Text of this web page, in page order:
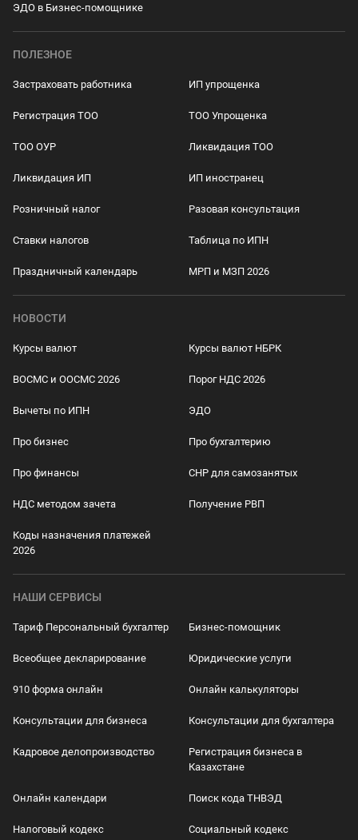
ЭДО в Бизнес-помощнике
ПОЛЕЗНОЕ
Застраховать работника ИП упрощенка
Регистрация ТОО ТОО Упрощенка
ТОО ОУР Ликвидация ТОО
Ликвидация ИП ИП иностранец
Розничный налог Разовая консультация
Ставки налогов Таблица по ИПН
Праздничный календарь МРП и МЗП 2026
НОВОСТИ
Курсы валют Курсы валют НБРК
ВОСМС и ООСМС 2026 Порог НДС 2026
Вычеты по ИПН ЭДО
Про бизнес Про бухгалтерию
Про финансы СНР для самозанятых
НДС методом зачета Получение РВП
Коды назначения платежей
2026
НАШИ СЕРВИСЫ
Тариф Персональный бухгалтер Бизнес-помощник
Всеобщее декларирование Юридические услуги
910 форма онлайн Онлайн калькуляторы
Консультации для бизнеса Консультации для бухгалтера
Кадровое делопроизводство
Регистрация бизнеса в
Казахстане
Онлайн календари Поиск кода ТНВЭД
Налоговый кодекс Социальный кодекс